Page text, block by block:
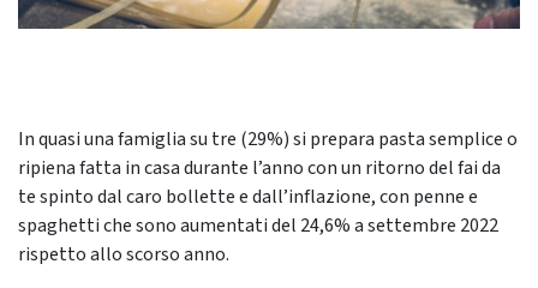
In quasi una famiglia su tre (29%) si prepara pasta semplice o
ripiena fatta in casa durante l’anno con un ritorno del fai da
te spinto dal caro bollette e dall’inflazione, con penne e
spaghetti che sono aumentati del 24,6% a settembre 2022
rispetto allo scorso anno.